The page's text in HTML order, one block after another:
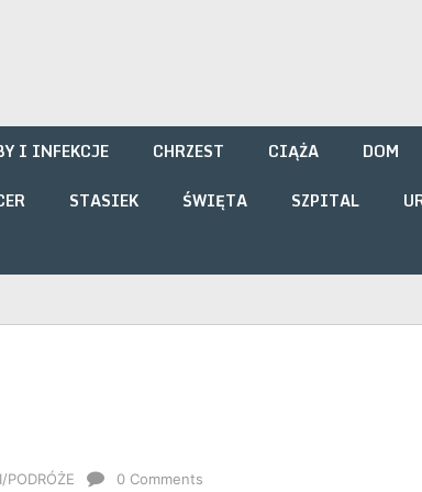
I INFEKCJE CHRZEST CIĄŻA DOM
STASIEK ŚWIĘTA SZPITAL
PODRÓŻE 0 Comments